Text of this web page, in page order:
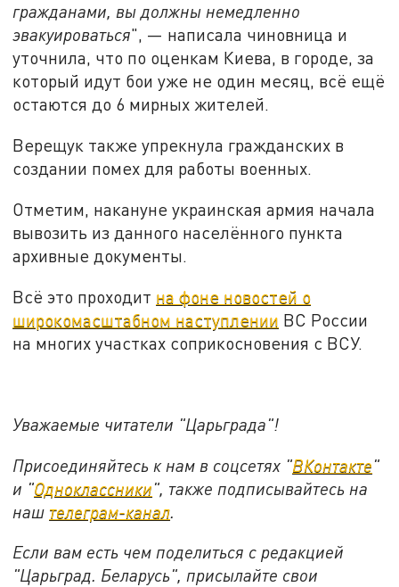
гражданами, вы должны немедленно
эвакуироваться", — написала чиновница и
уточнила, что по оценкам Киева, в городе, за
который идут бои уже не один месяц, всё ещё
остаются до 6 мирных жителей.
Верещук также упрекнула гражданских в
создании помех для работы военных.
Отметим, накануне украинская армия начала
вывозить из данного населённого пункта
архивные документы.
Всё это проходит на фоне новостей о
широкомасштабном наступлении ВС России
на многих участках соприкосновения с ВСУ.
Уважаемые читатели "Царьграда"!
Присоединяйтесь к нам в соцсетях "ВКонтакте"
и "Одноклассники", также подписывайтесь на
наш телеграм-канал
Если вам есть чем поделиться с редакцией
"Царьград. Беларусь", присылайте свои